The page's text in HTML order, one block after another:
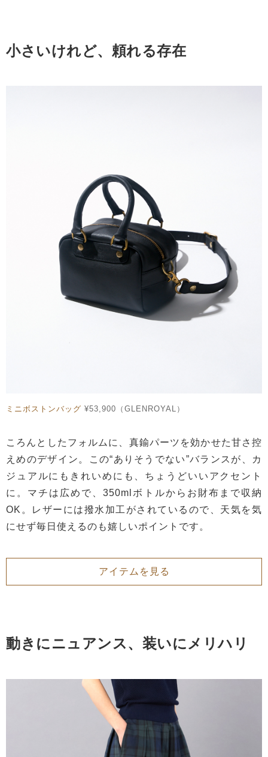
小さいけれど、頼れる存在
ミニボストンバッグ ¥53,900（GLENROYAL）
ころんとしたフォルムに、真鍮パーツを効かせた甘さ控
えめのデザイン。この“ありそうでない”バランスが、カ
ジュアルにもきれいめにも、ちょうどいいアクセント
に。マチは広めで、350mlボトルからお財布まで収納
OK。レザーには撥水加工がされているので、天気を気
にせず毎日使えるのも嬉しいポイントです。
アイテムを見る
動きにニュアンス、装いにメリハリ